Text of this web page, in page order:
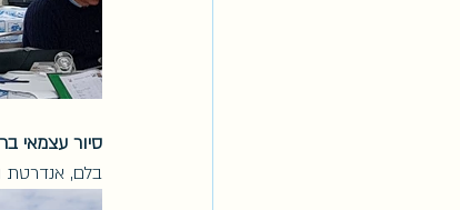
סיור עצמאי
בלם, אנדרטת התגליות